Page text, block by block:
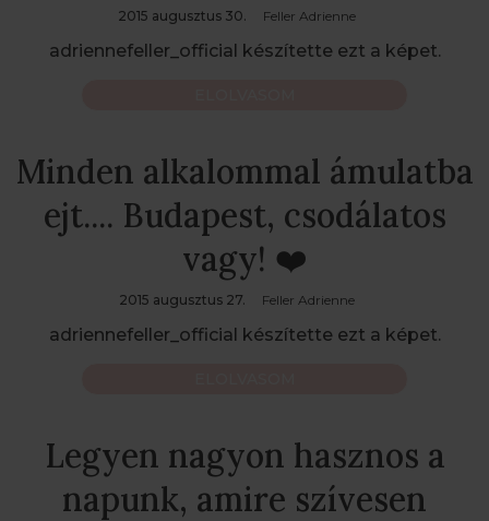
2015 augusztus 30. Feller Adrienne
adriennefeller_official készítette ezt a képet.
Minden alkalommal ámulatba
ejt.... Budapest, csodálatos
vagy! ❤️
2015 augusztus 27. Feller Adrienne
adriennefeller_official készítette ezt a képet.
Legyen nagyon hasznos a
napunk, amire szívesen